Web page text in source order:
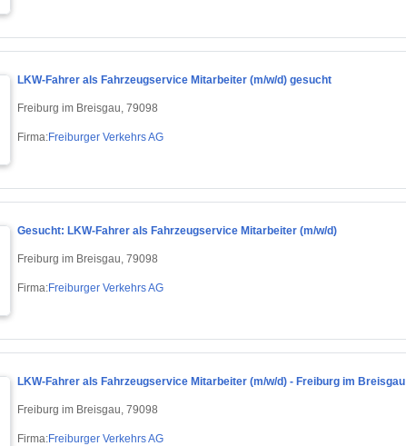
LKW-Fahrer als Fahrzeugservice Mitarbeiter (m/w/d) gesucht
Freiburg im Breisgau, 79098
Firma:Freiburger Verkehrs AG
Gesucht: LKW-Fahrer als Fahrzeugservice Mitarbeiter (m/w/d)
Freiburg im Breisgau, 79098
Firma:Freiburger Verkehrs AG
LKW-Fahrer als Fahrzeugservice Mitarbeiter (m/w/d) - Freiburg im Breisgau
Freiburg im Breisgau, 79098
Firma:Freiburger Verkehrs AG